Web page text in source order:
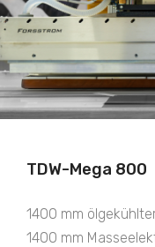
TDW-Mega 800
1400 mm
1400 mm